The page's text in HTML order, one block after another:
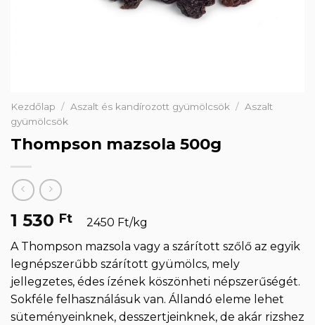
Kezdőlap / Aszalt és kandírozott gyümölcsök / Aszalt
gyümölcsök
Thompson mazsola 500g
1 530 Ft
2450 Ft/kg
A Thompson mazsola vagy a szárított szőlő az egyik
legnépszerűbb szárított gyümölcs, mely
jellegzetes, édes ízének köszönheti népszerűségét.
Sokféle felhasználásuk van. Állandó eleme lehet
süteményeinknek, desszertjeinknek, de akár rizshez